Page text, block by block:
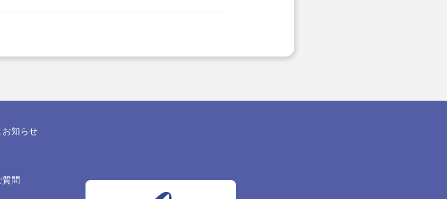
を講じ、安全対策を実施し個人情報の厳重な管理を行ない
しません。 お客さまの同意がある場合 お客さまが希望さ
お知らせ
質問